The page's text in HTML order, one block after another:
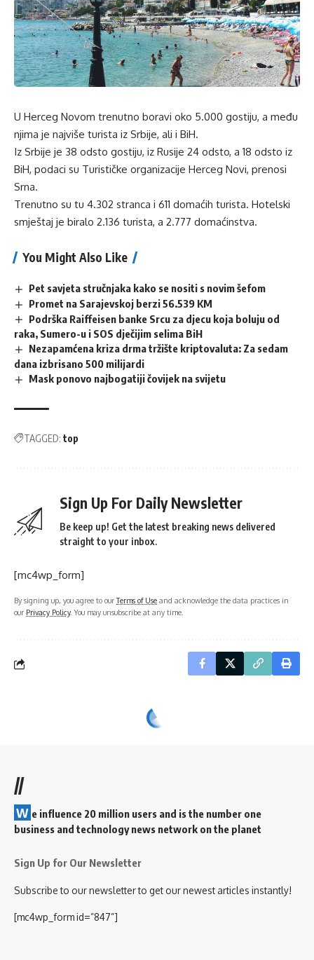
U Herceg Novom trenutno boravi oko 5.000 gostiju, a među
njima je najviše turista iz Srbije, ali i BiH.
Iz Srbije je 38 odsto gostiju, iz Rusije 24 odsto, a 18 odsto iz
BiH, podaci su Turističke organizacije Herceg Novi, prenosi
Srna.
Trenutno su tu 4.302 stranca i 611 domaćih turista. Hotelski
smještaj je biralo 2.136 turista, a 2.777 domaćinstva.
You Might Also Like
Pet savjeta stručnjaka kako se nositi s novim šefom
Promet na Sarajevskoj berzi 56.539 KM
Podrška Raiffeisen banke Srcu za djecu koja boluju od
raka, Sumero-u i SOS dječijim selima BiH
Nezapamćena kriza drma tržište kriptovaluta: Za sedam
dana izbrisano 500 milijardi
Mask ponovo najbogatiji čovijek na svijetu
TAGGED: top
Sign Up For Daily Newsletter
Be keep up! Get the latest breaking news delivered
straight to your inbox.
[mc4wp_form]
By signing up, you agree to ourTerms of Use and acknowledge the data practices in
our Privacy Policy. You may unsubscribe at any time.
//
W e influence 20 million users and is the number one
business and technology news network on the planet
Sign Up for Our Newsletter
Subscribe to our newsletter to get our newest articles instantly!
[mc4wp_form id=”847”]